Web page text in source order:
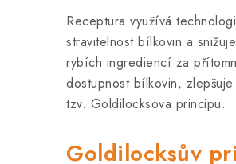
Receptura využívá
stravitelnost bílkovin a
rybích ingrediencí za
dostupnost bílkovin,
tzv. Goldilocksova principu.
Goldilocksův